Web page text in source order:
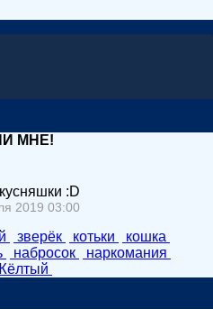
МНЕ!
:D
2019 03:00
зверёк котьки
кошка
набросок
наркомания